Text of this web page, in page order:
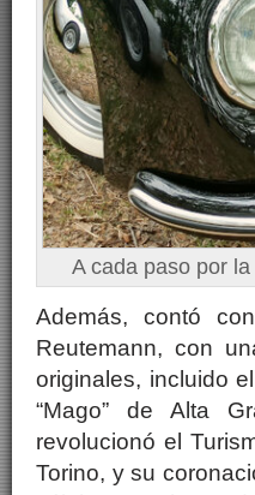
A cada paso por
Además, contó
Reutemann, con
originales, incluido
“Mago” de Alta
revolucionó el
Torino, y su